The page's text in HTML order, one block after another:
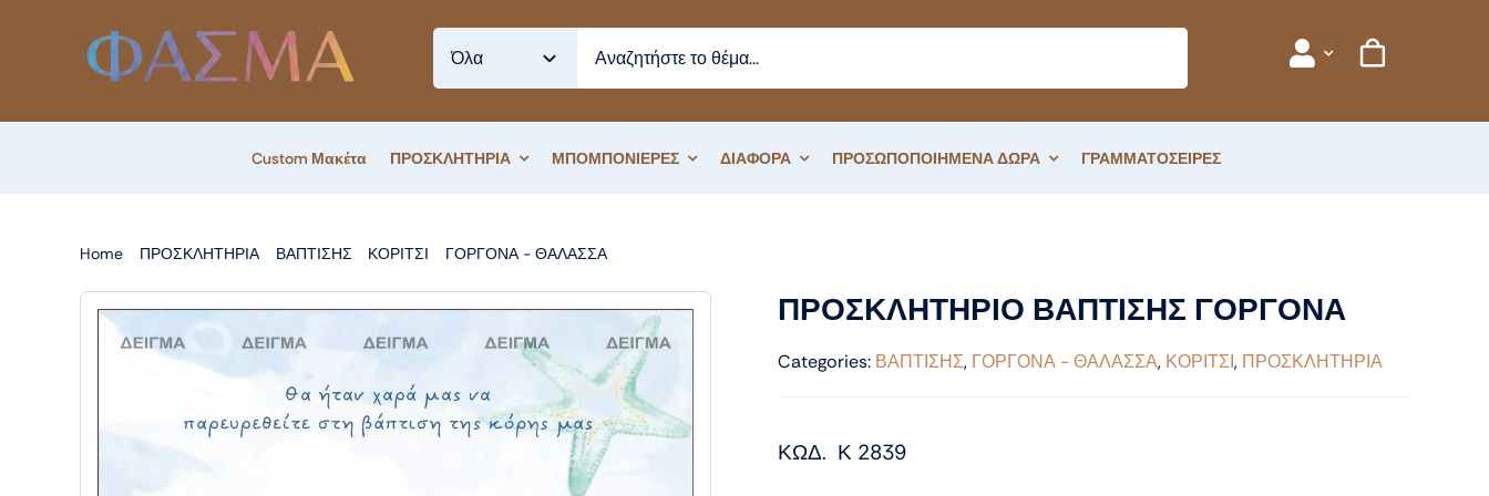
Custom Μακέτα ΠΡΟΣΚΛΗΤΗΡΙΑ ΜΠΟΜΠΟΝΙΕΡΕΣ ΔΙΑΦΟΡΑ ΠΡΟΣΩΠΟΠΟΙΗΜΕΝΑ ΔΩΡΑ ΓΡΑΜΜΑΤΟΣΕΙΡΕΣ
Home ΠΡΟΣΚΛΗΤΗΡΙΑ ΒΑΠΤΙΣΗΣ ΚΟΡΙΤΣΙ ΓΟΡΓΟΝΑ - ΘΑΛΑΣΣΑ
ΠΡΟΣΚΛΗΤΗΡΙΟ ΒΑΠΤΙΣΗΣ ΓΟΡΓΟΝΑ
Categories: ΒΑΠΤΙΣΗΣ, ΓΟΡΓΟΝΑ - ΘΑΛΑΣΣΑ, ΚΟΡΙΤΣΙ, ΠΡΟΣΚΛΗΤΗΡΙΑ
ΚΩΔ. Κ 2839